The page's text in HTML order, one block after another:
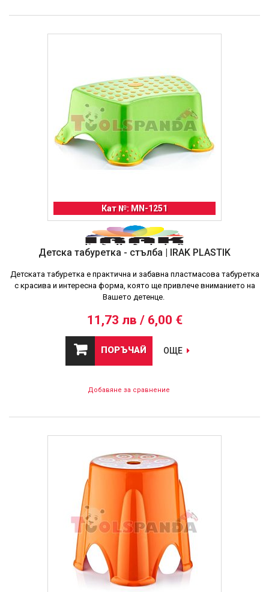
Кат №: MN-1251
Детскa табуретка - стълба | IRAK PLASTIK
Детската табуретка е практична и забавна пластмасова табуретка
с красива и интересна форма, която ще привлече вниманието на
Вашето детенце.
11,73 лв / 6,00 €
ПОРЪЧАЙ ОЩЕ
Добавяне за сравнение